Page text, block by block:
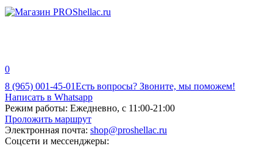
0
8 (965) 001-45-01Есть вопросы? Звоните, мы поможем!
Написать в Whatsapp
Режим работы: Ежедневно, с 11:00-21:00
Проложить маршрут
Электронная почта: shop@proshellac.ru
Соцсети и мессенджеры: